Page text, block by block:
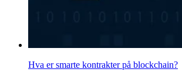
Hva er smarte kontrakter på blockchain?